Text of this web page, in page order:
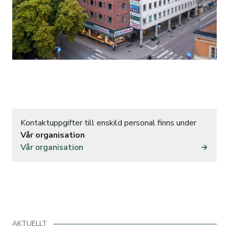
Kontaktuppgifter till enskild personal finns under
Vår organisation
Vår organisation
AKTUELLT